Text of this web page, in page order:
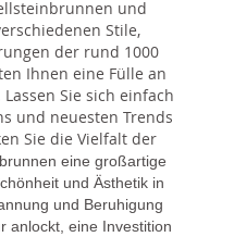
und
Stile,
der rund 1000
Ihnen eine Fülle an
Sie sich einfach
und neuesten Trends
Sie die Vielfalt der
eine großartige
und Ästhetik in
und Beruhigung
anlockt, eine Investition